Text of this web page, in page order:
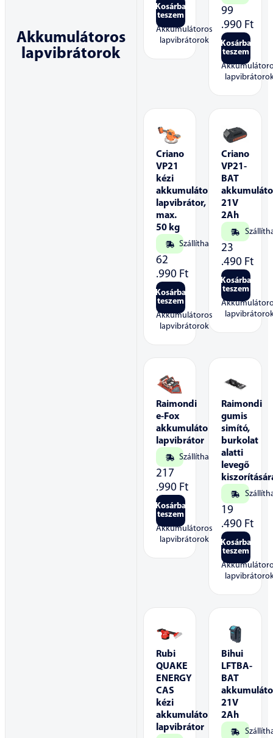
Akkumulátoros
lapvibrátorok
Kosárba
teszem
Akkumulátoros
lapvibrátorok
99
.990 Ft
Kosárba
teszem
Criano
VP21
kézi
akkumulátoros
lapvibrátor,
max.
50 kg
Szállítható
62
.990 Ft
Kosárba
teszem
Akkumulátoros
lapvibrátorok
Criano
VP21-
BAT
21V
2Ah
23
.490 Ft
Kosárba
teszem
Raimondi
e-Fox
akkumulátoros
lapvibrátor
Szállítható
217
.990 Ft
Kosárba
teszem
Akkumulátoros
lapvibrátorok
Raimondi
gumis
simító,
burkolat
alatti
levegő
19
.490 Ft
Kosárba
teszem
Rubi
QUAKE
ENERGY
CAS
kézi
akkumulátoros
lapvibrátor
Bihui
LFTBA-
BAT
21V
2Ah